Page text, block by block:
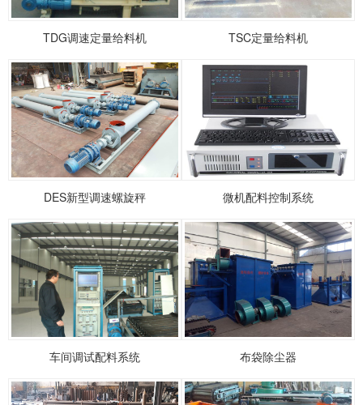
TDG调速定量给料机 TSC定量给料机
DES新型调速螺旋秤 微机配料控制系统
车间调试配料系统 布袋除尘器